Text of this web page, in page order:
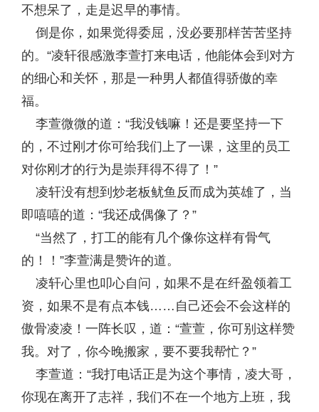
不想呆了，走是迟早的事情。
倒是你，如果觉得委屈，没必要那样苦苦坚持
的。“凌轩很感激李萱打来电话，他能体会到对方
的细心和关怀，那是一种男人都值得骄傲的幸
福。
李萱微微的道：“我没钱嘛！还是要坚持一下
的，不过刚才你可给我们上了一课，这里的员工
对你刚才的行为是崇拜得不得了！”
凌轩没有想到炒老板鱿鱼反而成为英雄了，当
即嘻嘻的道：“我还成偶像了？”
“当然了，打工的能有几个像你这样有骨气
的！！”李萱满是赞许的道。
凌轩心里也叩心自问，如果不是在纤盈领着工
资，如果不是有点本钱……自己还会不会这样的
傲骨凌凌！一阵长叹，道：“萱萱，你可别这样赞
我。对了，你今晚搬家，要不要我帮忙？”
李萱道：“我打电话正是为这个事情，凌大哥，
你现在离开了志祥，我们不在一个地方上班，我